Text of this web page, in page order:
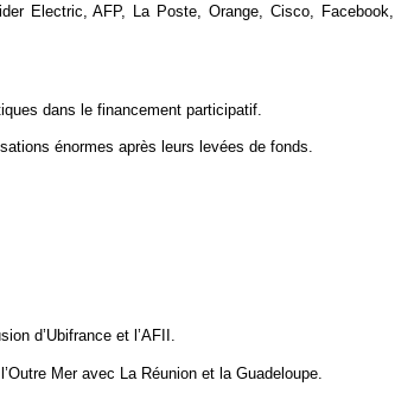
Electric, AFP, La Poste, Orange, Cisco, Facebook,
dans le financement participatif.
énormes après leurs levées de fonds.
d’Ubifrance et l’AFII.
Mer avec La Réunion et la Guadeloupe.